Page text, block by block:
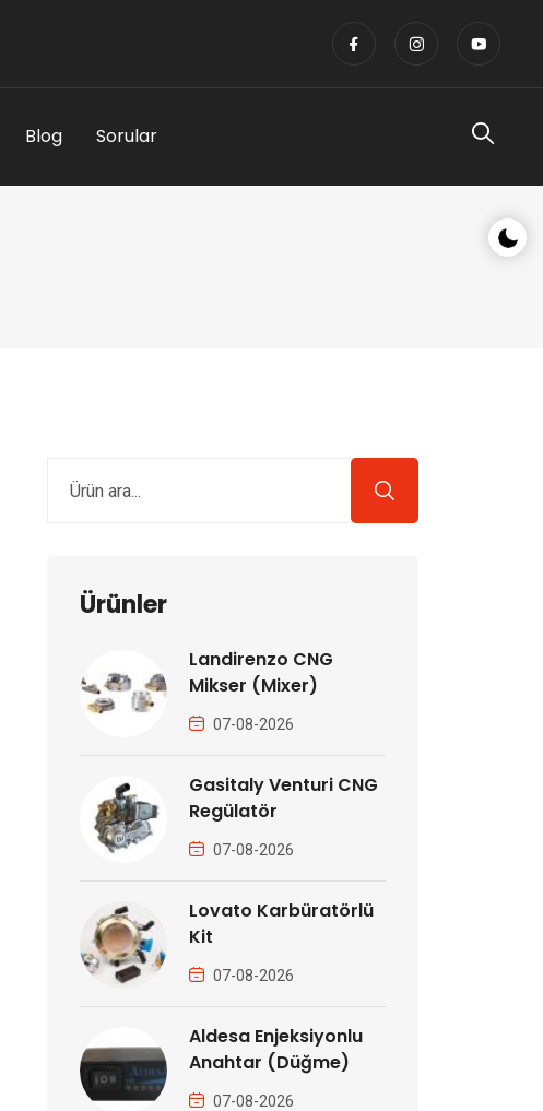
Gece/
Blog Sorular
Ürünler
Landirenzo CNG
Mikser (Mixer)
07-08-2026
Gasitaly Venturi CNG
Regülatör
07-08-2026
Lovato Karbüratörlü
Kit
07-08-2026
Aldesa Enjeksiyonlu
Anahtar (Düğme)
07-08-2026